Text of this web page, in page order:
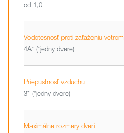
od 1,0
Vodotesnosť proti zaťaženiu vetrom
4A* (*jedny dvere)
Priepustnosť vzduchu
3* (*jedny dvere)
Maximálne rozmery dverí